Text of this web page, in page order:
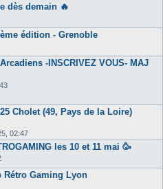
dès demain 🔥
édition - Grenoble
-INSCRIVEZ VOUS- MAJ
Cholet (49, Pays de la Loire)
02:47
les 10 et 11 mai 🥳
Rétro Gaming Lyon